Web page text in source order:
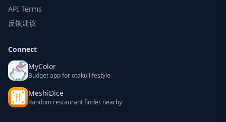
API Terms
反馈建议
Connect
MyColor
Budget app for otaku lifestyle
MeshiDice
Random restaurant finder nearby